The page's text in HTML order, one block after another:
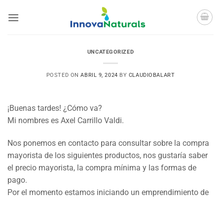
UNCATEGORIZED
POSTED ONABRIL 9, 2024 BY CLAUDIOBALART
¡Buenas tardes! ¿Cómo va?
Mi nombres es Axel Carrillo Valdi.
Nos ponemos en contacto para consultar sobre la compra
mayorista de los siguientes productos, nos gustaría saber
el precio mayorista, la compra mínima y las formas de
pago.
Por el momento estamos iniciando un emprendimiento de